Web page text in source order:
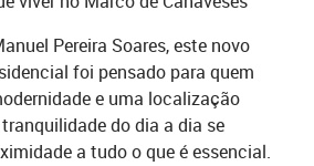
Pereira Soares, este novo
foi pensado para quem
e uma localização
do dia a dia se
a tudo o que é essencial.